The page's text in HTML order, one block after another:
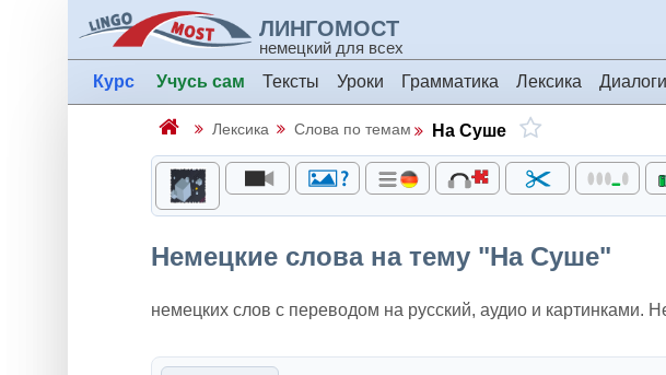
ЛИНГОМОСТ
немецкий для всех
Курс Учусь сам Тексты Уроки Грамматика Лексика Диалоги
Лексика Слова по темам На Суше
Немецкие слова на тему "На Суше"
немецких слов с переводом на русский, аудио и